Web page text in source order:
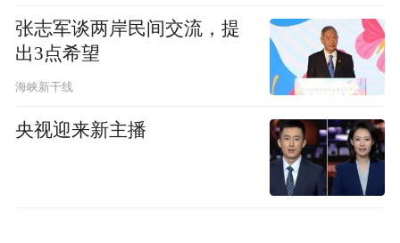
张志军谈两岸民间交流，提
出3点希望
海峡新干线
央视迎来新主播